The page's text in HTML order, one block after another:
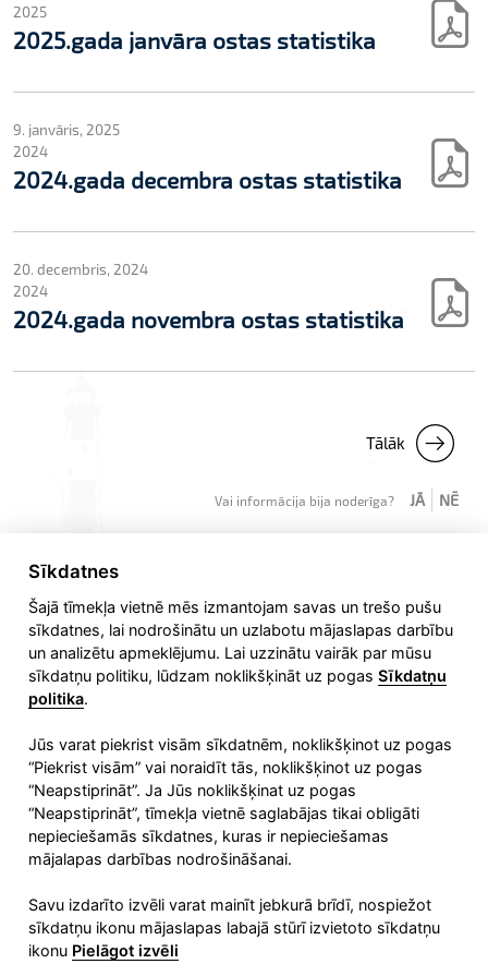
2025
2025.gada janvāra ostas statistika
9. janvāris, 2025
2024
2024.gada decembra ostas statistika
20. decembris, 2024
2024
2024.gada novembra ostas statistika
Tālāk
Vai informācija bija noderīga? JĀ NĒ
Liepājas speciālās ekonomiskās zonas pārvalde
Fēniksa iela 4, Liepāja,
LV-3401, Latvija
Tālrunis:+371 63427605
Sīkdatnes
Šajā tīmekļa vietnē mēs izmantojam savas un trešo pušu
sīkdatnes, lai nodrošinātu un uzlabotu mājaslapas darbību
un analizētu apmeklējumu. Lai uzzinātu vairāk par mūsu
sīkdatņu politiku, lūdzam noklikšķināt uz pogas Sīkdatņu
politika.
Jūs varat piekrist visām sīkdatnēm, noklikšķinot uz pogas
“Piekrist visām” vai noraidīt tās, noklikšķinot uz pogas
“Neapstiprināt”. Ja Jūs noklikšķinat uz pogas
“Neapstiprināt”, tīmekļa vietnē saglabājas tikai obligāti
nepieciešamās sīkdatnes, kuras ir nepieciešamas
mājalapas darbības nodrošināšanai.
Savu izdarīto izvēli varat mainīt jebkurā brīdī, nospiežot
sīkdatņu ikonu mājaslapas labajā stūrī izvietoto sīkdatņu
ikonu Pielāgot izvēli